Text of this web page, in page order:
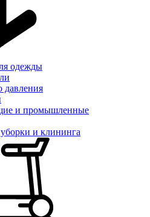
одежды
давления
и промышленные
и клининга